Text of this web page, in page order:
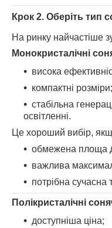
Крок 2. Оберіть тип
На ринку найчастіше
Монокристалічні
висока
компактні розміри;
стабільна
освітленні.
Це хороший вибір,
обмежена площа
важлива
потрібна сучасна
Полікристалічні
доступніша ціна;